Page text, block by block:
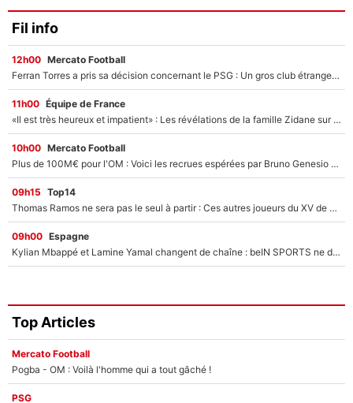
Fil info
12h00 Mercato Football
Ferran Torres a pris sa décision concernant le PSG : Un gros club étranger prêt à relancer le feuilleton pour la signature du champion du monde 2026 !
11h00 Équipe de France
«Il est très heureux et impatient» : Les révélations de la famille Zidane sur sa prise de pouvoir en équipe de France !
10h00 Mercato Football
Plus de 100M€ pour l'OM : Voici les recrues espérées par Bruno Genesio et Grégory Lorenzi après l’opération dégraissage
09h15 Top14
Thomas Ramos ne sera pas le seul à partir : Ces autres joueurs du XV de France pourraient aussi quitter le Stade Toulousain, un club de Top 14 est déjà sur les rangs
09h00 Espagne
Kylian Mbappé et Lamine Yamal changent de chaîne : beIN SPORTS ne digère pas cette décision historique et prédit un fiasco pour la Liga
Top Articles
Mercato Football
Pogba - OM : Voilà l'homme qui a tout gâché !
PSG